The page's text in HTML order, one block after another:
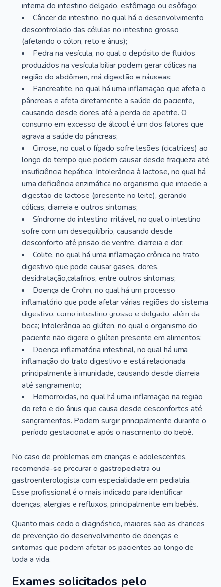
interna do intestino delgado, estômago ou esôfago;
Câncer de intestino, no qual há o desenvolvimento
descontrolado das células no intestino grosso
(afetando o cólon, reto e ânus);
Pedra na vesícula, no qual o depósito de fluidos
produzidos na vesícula biliar podem gerar cólicas na
região do abdômen, má digestão e náuseas;
Pancreatite, no qual há uma inflamação que afeta o
pâncreas e afeta diretamente a saúde do paciente,
causando desde dores até a perda de apetite. O
consumo em excesso de álcool é um dos fatores que
agrava a saúde do pâncreas;
Cirrose, no qual o fígado sofre lesões (cicatrizes) ao
longo do tempo que podem causar desde fraqueza até
insuficiência hepática; Intolerância à lactose, no qual há
uma deficiência enzimática no organismo que impede a
digestão de lactose (presente no leite), gerando
cólicas, diarreia e outros sintomas;
Síndrome do intestino irritável, no qual o intestino
sofre com um desequilíbrio, causando desde
desconforto até prisão de ventre, diarreia e dor;
Colite, no qual há uma inflamação crônica no trato
digestivo que pode causar gases, dores,
desidratação,calafrios, entre outros sintomas;
Doença de Crohn, no qual há um processo
inflamatório que pode afetar várias regiões do sistema
digestivo, como intestino grosso e delgado, além da
boca; Intolerância ao glúten, no qual o organismo do
paciente não digere o glúten presente em alimentos;
Doença inflamatória intestinal, no qual há uma
inflamação do trato digestivo e está relacionada
principalmente à imunidade, causando desde diarreia
até sangramento;
Hemorroidas, no qual há uma inflamação na região
do reto e do ânus que causa desde desconfortos até
sangramentos. Podem surgir principalmente durante o
período gestacional e após o nascimento do bebê.
No caso de problemas em crianças e adolescentes,
recomenda-se procurar o gastropediatra ou
gastroenterologista com especialidade em pediatria.
Esse profissional é o mais indicado para identificar
doenças, alergias e refluxos, principalmente em bebês.
Quanto mais cedo o diagnóstico, maiores são as chances
de prevenção do desenvolvimento de doenças e
sintomas que podem afetar os pacientes ao longo de
toda a vida.
Exames solicitados pelo